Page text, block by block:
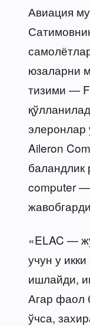
Авиация
юзаларни
тизими —
Aileron
computer
«ELAC —
учун у
ишлайди,
Агар фаол
ўчса,